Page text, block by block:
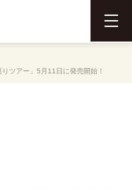
メ
ニ
ツアー」5月11日に発売開始！